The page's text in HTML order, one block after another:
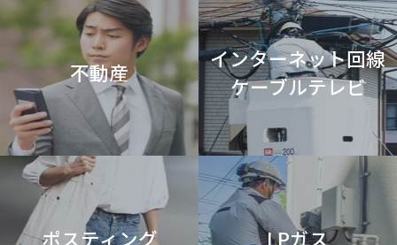
不動産
インターネット回線
ケーブルテレビ
ポスティング LPガス